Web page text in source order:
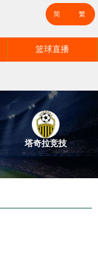
篮球直播
塔奇拉竞技